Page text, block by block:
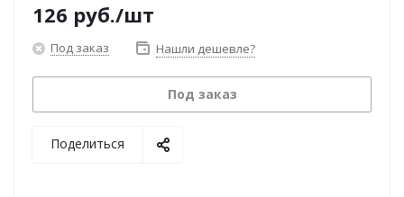
126 руб./шт
Под заказ Нашли дешевле?
Под заказ
Поделиться